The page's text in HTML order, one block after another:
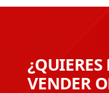
VENDER